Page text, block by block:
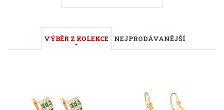
VÝBĚR Z KOLEKCE NEJPRODÁVANĚJŠÍ